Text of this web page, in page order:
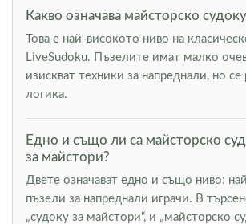
Какво означава майсторско
Това е най-високото ниво на
LiveSudoku. Пъзелите имат малко
изискват техники за напреднали, но се
логика.
Едно и също ли са майсторско
за майстори?
Двете означават едно и също ниво:
пъзели за напреднали играчи. В
„судоку за майстори“, и „майсторско